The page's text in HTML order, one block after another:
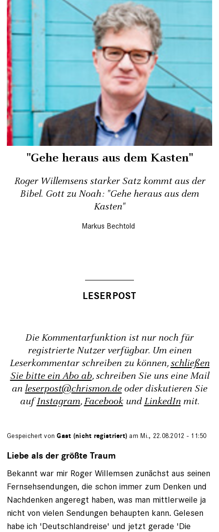
"Gehe heraus aus dem Kasten"
Roger Willemsens starker Satz kommt aus der
Bibel. Gott zu Noah: "Gehe heraus aus dem
Kasten"
Markus Bechtold
Die Kommentarfunktion ist nur noch für
registrierte Nutzer verfügbar. Um einen
Leserkommentar schreiben zu können,schließen
Sie bitte ein Abo ab, schreiben Sie uns eine Mail
an leserpost@chrismon.de oder diskutieren Sie
aufInstagram,FacebookundLinkedInmit.
Gespeichert vonGast (nicht registriert) am Mi., 22.08.2012 - 11:50
Liebe als der größte Traum
Bekannt war mir Roger Willemsen zunächst aus seinen
Fernsehsendungen, die schon immer zum Denken und
Nachdenken angeregt haben, was man mittlerweile ja
nicht von vielen Sendungen behaupten kann. Gelesen
habe ich 'Deutschlandreise' und jetzt gerade 'Die